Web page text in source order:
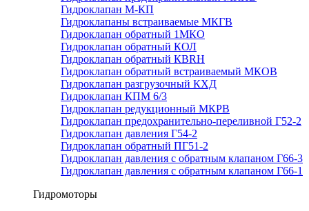
Гидроклапан М-КП
Гидроклапаны встраиваемые МКГВ
Гидроклапан обратный 1МКО
Гидроклапан обратный КОЛ
Гидроклапан обратный КВRН
Гидроклапан обратный встраиваемый МКОВ
Гидроклапан разгрузочный КХД
Гидроклапан КПМ 6/3
Гидроклапан редукционный МКРВ
Гидроклапан предохранительно-переливной Г52-2
Гидроклапан давления Г54-2
Гидроклапан обратный ПГ51-2
Гидроклапан давления с обратным клапаном Г66-3
Гидроклапан давления с обратным клапаном Г66-1
Гидромоторы